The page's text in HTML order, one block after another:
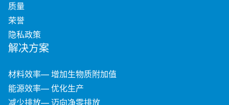
质量
荣誉
隐私政策
解决方案
材料效率— 增加生物质附加值
能源效率— 优化生产
减少排放— 迈向净零排放